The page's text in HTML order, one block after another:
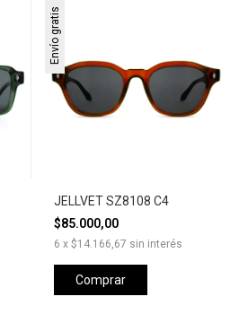
Envío gratis
JELLVET SZ8108 C4
$85.000,00
6 x $14.166,67 sin interés
Comprar